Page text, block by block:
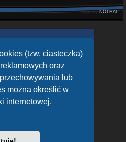
(tzw. ciasteczka)
oraz
lub
można określić w
internetowej.
Style byNOTHAL
Set-Top Box Software